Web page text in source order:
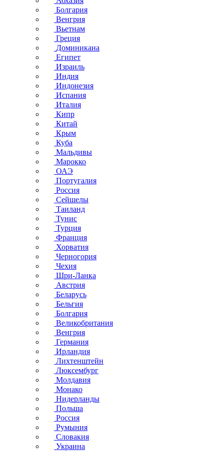
Болгария
Венгрия
Вьетнам
Греция
Доминикана
Египет
Израиль
Индия
Индонезия
Испания
Италия
Кипр
Китай
Крым
Куба
Мальдивы
Марокко
ОАЭ
Португалия
Россия
Сейшелы
Таиланд
Тунис
Турция
Франция
Хорватия
Черногория
Чехия
Шри-Ланка
Австрия
Беларусь
Бельгия
Болгария
Великобритания
Венгрия
Германия
Ирландия
Лихтенштейн
Люксембург
Молдавия
Монако
Нидерланды
Польша
Россия
Румыния
Словакия
Украина